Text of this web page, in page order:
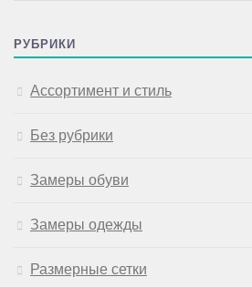
РУБРИКИ
Ассортимент и стиль
Без рубрики
Замеры обуви
Замеры одежды
Размерные сетки